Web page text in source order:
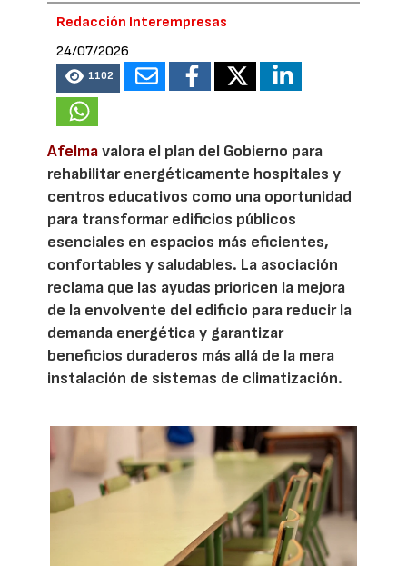
Redacción Interempresas
24/07/2026
1102
Afelmavalora el plan del Gobierno para
rehabilitar energéticamente hospitales y
centros educativos como una oportunidad
para transformar edificios públicos
esenciales en espacios más eficientes,
confortables y saludables. La asociación
reclama que las ayudas prioricen la mejora
de la envolvente del edificio para reducir la
demanda energética y garantizar
beneficios duraderos más allá de la mera
instalación de sistemas de climatización.